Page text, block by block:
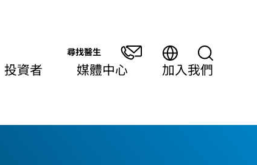
尋找醫生
投資者 媒體中心 加入我們